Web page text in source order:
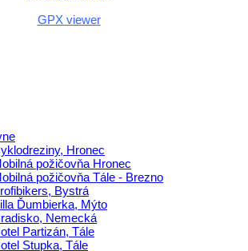
GPX viewer
Hronec
požičovňa Hronec
požičovňa Tále - Brezno
Bystrá
Ďumbierka, Mýto
Nemecká
Partizán, Tále
Stupka, Tále